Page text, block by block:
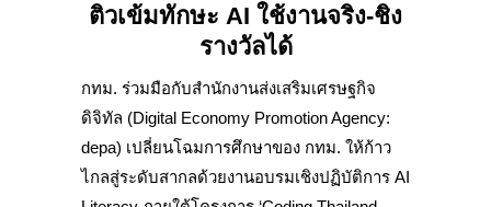
ติวเข้มทักษะ AI ใช้งานจริง-ชิง
รางวัลได้
กทม. ร่วมมือกับสำนักงานส่งเสริมเศรษฐกิจ
ดิจิทัล (Digital Economy Promotion Agency:
depa) เปลี่ยนโฉมการศึกษาของ กทม. ให้ก้าว
ไกลสู่ระดับสากลด้วยงานอบรมเชิงปฏิบัติการ AI